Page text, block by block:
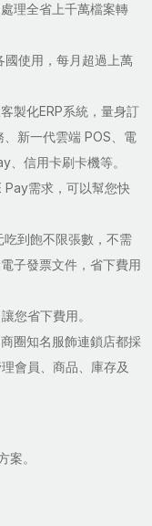
理全省上千萬檔案轉
國使用，每月超過上萬
製化ERP系統，量身訂
新一代雲端 POS、電
、信用卡刷卡機等。
Pay需求，可以幫您快
到飽不限張數，不需
子發票文件，省下費用
您省下費用。
圈知名服飾連鎖店都採
會員、商品、庫存及
案。